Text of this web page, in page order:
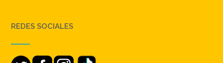
REDES SOCIALES